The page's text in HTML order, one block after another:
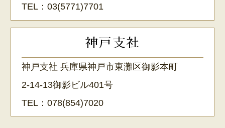
TEL：03(5771)7701
神戸支社
神戸支社 兵庫県神戸市東灘区御影本町
2-14-13御影ビル401号
TEL：078(854)7020